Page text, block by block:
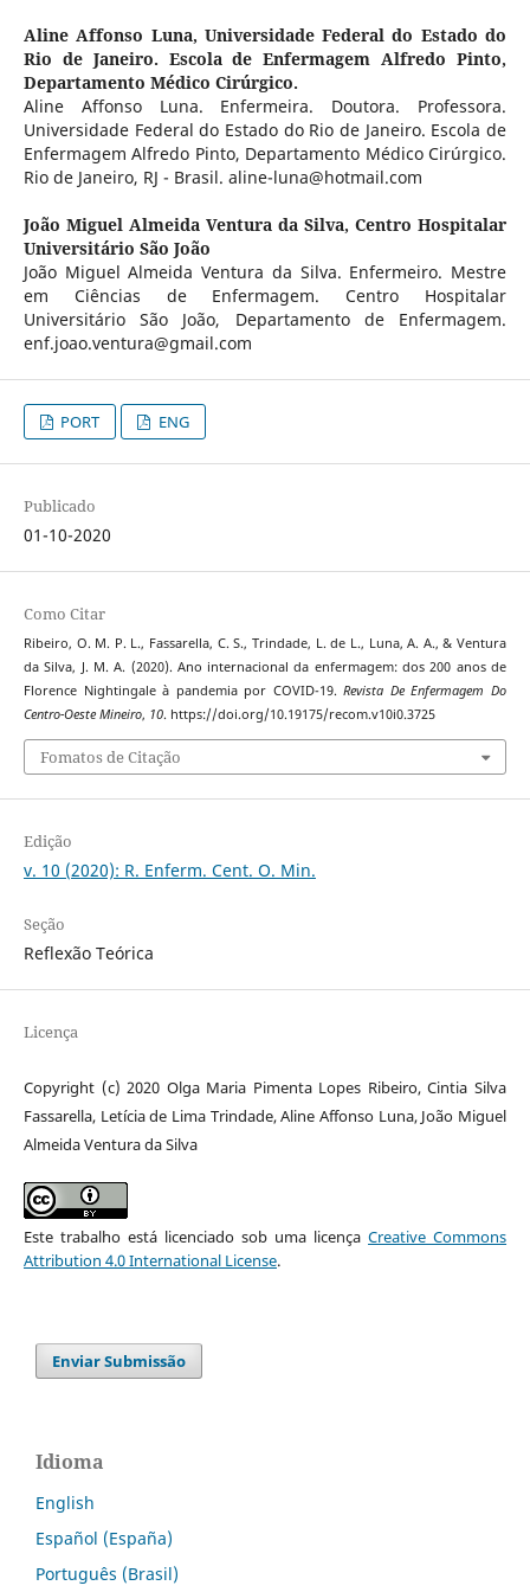
Aline Affonso Luna, Universidade Federal do Estado do
Rio de Janeiro. Escola de Enfermagem Alfredo Pinto,
Departamento Médico Cirúrgico.
Aline Affonso Luna. Enfermeira. Doutora. Professora.
Universidade Federal do Estado do Rio de Janeiro. Escola de
Enfermagem Alfredo Pinto, Departamento Médico Cirúrgico.
Rio de Janeiro, RJ - Brasil. aline-luna@hotmail.com
João Miguel Almeida Ventura da Silva,Centro Hospitalar
Universitário São João
João Miguel Almeida Ventura da Silva. Enfermeiro. Mestre
em Ciências de Enfermagem. Centro Hospitalar
Universitário São João, Departamento de Enfermagem.
enf.joao.ventura@gmail.com
PORT ENG
Publicado
01-10-2020
Como Citar
Ribeiro, O. M. P. L., Fassarella, C. S., Trindade, L. de L., Luna, A. A., & Ventura
da Silva, J. M. A. (2020). Ano internacional da enfermagem: dos 200 anos de
Florence Nightingale à pandemia por COVID-19.Revista De Enfermagem Do
Centro-Oeste Mineiro, 10. https://doi.org/10.19175/recom.v10i0.3725
Fomatos de Citação
Edição
v. 10 (2020): R. Enferm. Cent. O. Min.
Seção
Reflexão Teórica
Licença
Copyright (c) 2020 Olga Maria Pimenta Lopes Ribeiro, Cintia Silva
Fassarella, Letícia de Lima Trindade, Aline Affonso Luna, João Miguel
Almeida Ventura da Silva
Este trabalho está licenciado sob uma licençaCreative Commons
Attribution 4.0 International License.
Enviar Submissão
Idioma
English
Español (España)
Português (Brasil)